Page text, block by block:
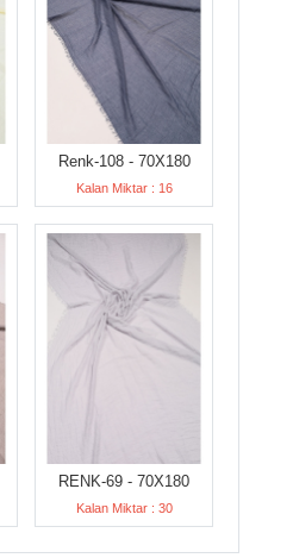
Renk-108 - 70X180
Kalan Miktar : 16
RENK-69 - 70X180
Kalan Miktar : 30